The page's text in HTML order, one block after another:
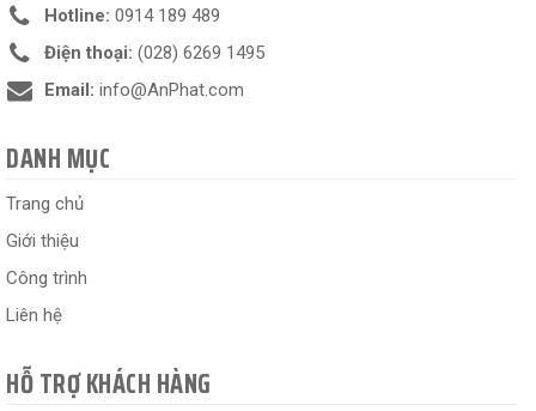
Hotline: 0914 189 489
Điện thoại: (028) 6269 1495
Email: info@AnPhat.com
DANH MỤC
Trang chủ
Giới thiệu
Công trình
Liên hệ
HỖ TRỢ KHÁCH HÀNG